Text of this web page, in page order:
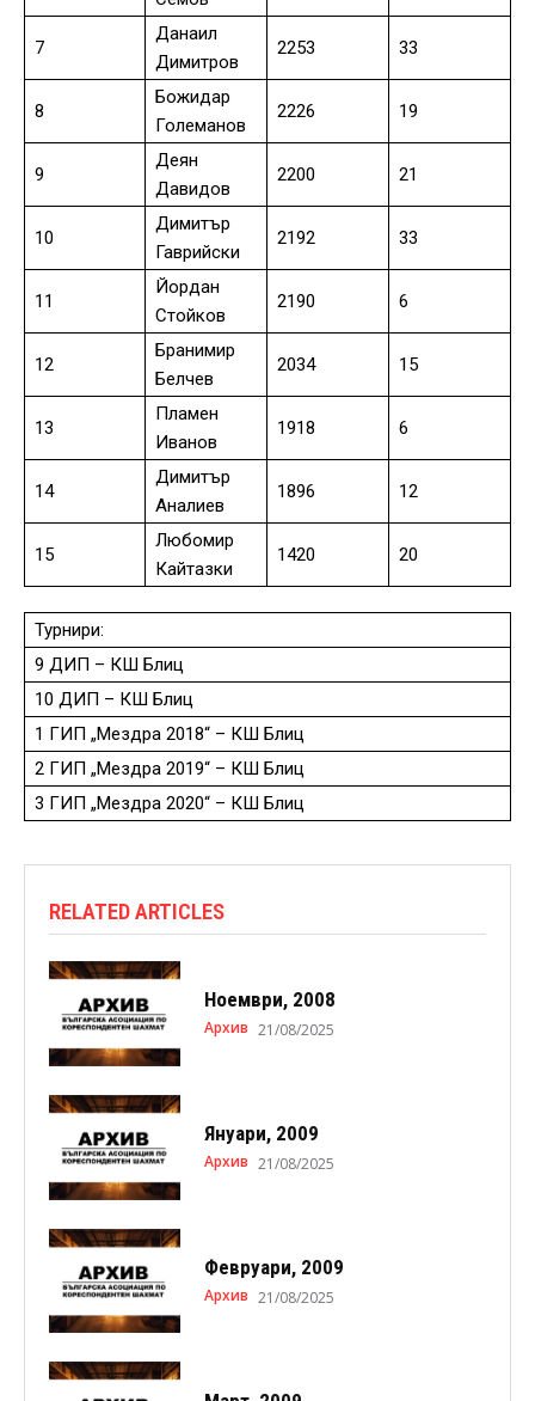
7
Данаил
Димитров
2253 33
8
Божидар
Големанов
2226 19
9
Деян
Давидов
2200 21
10
Димитър
Гаврийски
2192 33
11
Йордан
Стойков
2190 6
12
Бранимир
Белчев
2034 15
13
Пламен
Иванов
1918 6
14
Димитър
Аналиев
1896 12
15
Любомир
Кайтазки
1420 20
Турнири:
9 ДИП – КШ Блиц
10 ДИП – КШ Блиц
1 ГИП „Мездра 2018“ – КШ Блиц
2 ГИП „Мездра 2019“ – КШ Блиц
3 ГИП „Мездра 2020“ – КШ Блиц
RELATED ARTICLES
Ноември, 2008
Архив 21/08/2025
Януари, 2009
Архив 21/08/2025
Февруари, 2009
Архив 21/08/2025